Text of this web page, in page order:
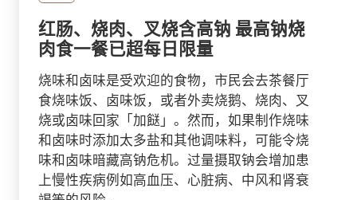
红肠、烧肉、叉烧含高钠 最高钠烧
肉食一餐已超每日限量
烧味和卤味是受欢迎的食物，市民会去茶餐厅
食烧味饭、卤味饭，或者外卖烧鹅、烧肉、叉
烧或卤味回家「加餸」。然而，如果制作烧味
和卤味时添加太多盐和其他调味料，可能令烧
味和卤味暗藏高钠危机。过量摄取钠会增加患
上慢性疾病例如高血压、心脏病、中风和肾衰